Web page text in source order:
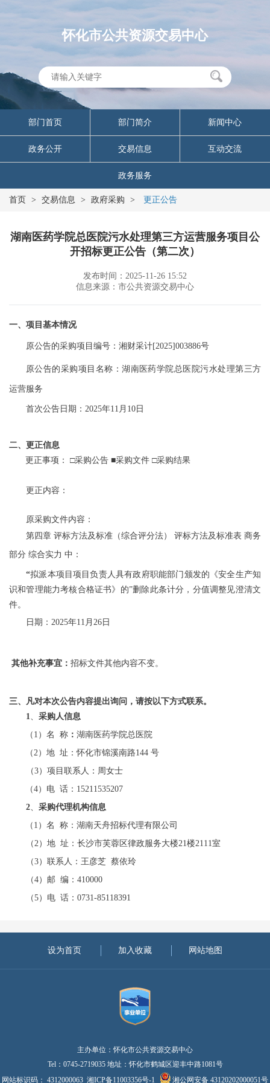
怀化市公共资源交易中心
部门首页 部门简介 新闻中心
政务公开 交易信息 互动交流
政务服务
首页 > 交易信息 > 政府采购 > 更正公告
湖南医药学院总医院污水处理第三方运营服务项目公
开招标更正公告（第二次）
发布时间：2025-11-26 15:52
信息来源：市公共资源交易中心
一、项目基本情况
原公告的采购项目编号：湘财采计[2025]003886号
原公告的采购项目名称：湖南医药学院总医院污水处理第三方
运营服务
首次公告日期： 2025年11月10日
二、更正信息
更正事项：
□采购公告 ■采购文件 □采购结果
更正内容：
原采购文件内容：
第四章 评标方法及标准（综合评分法） 评标方法及标准表 商务
部分 综合实力 中：
“拟派本项目项目负责人具有政府职能部门颁发的《安全生产知
识和管理能力考核合格证书》的”删除此条计分，分值调整见澄清文
件。
日期： 2025年11月26日
其他补充事宜： 招标文件其他内容不变。
三、凡对本次公告内容提出询问，请按以下方式联系。
1
采购人信息
（ 1）名 称 ：湖南医药学院总医院
（ 2）地 址：怀化市锦溪南路144 号
（3）项目联系人：周女士
（4）电 话：15211535207
2、 采购代理机构信息
（ 1）名 称：湖南天舟招标代理有限公司
（ 2）地 址：长沙市芙蓉区律政服务大楼21楼2111室
（3）联系人：王彦芝 蔡依玲
（4）邮 编：410000
（5）电 话：0731-85118391
设为首页 加入收藏 网站地图
主办单位：怀化市公共资源交易中心
Tel：0745-2719035 地址：怀化市鹤城区迎丰中路1081号
网站标识码： 4312000063 湘ICP备11003356号-1 湘公网安备 43120202000051号